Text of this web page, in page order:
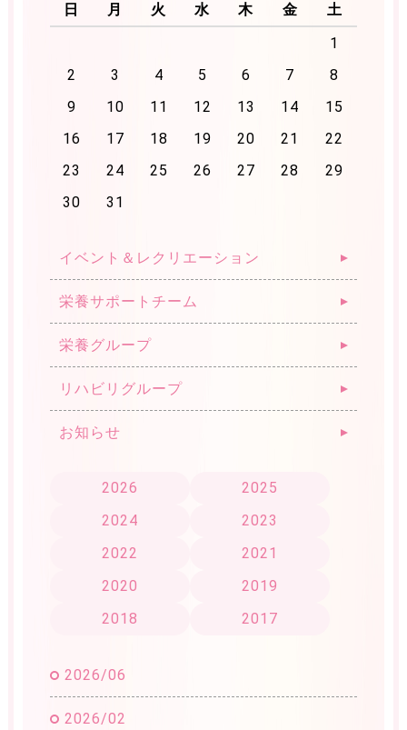
プライバシーポリシー
ご利用条件
日
月 火 水 木 金
土
1
2
3 4 5 6 7
8
9
10 11 12 13 14
15
16
17 18 19 20 21
22
23
24 25 26 27 28
29
30
31
イベント＆レクリエーション
栄養サポートチーム
栄養グループ
リハビリグループ
お知らせ
2026
2025
2024
2023
2022
2021
2020
2019
2018
2017
2026/06
2026/02